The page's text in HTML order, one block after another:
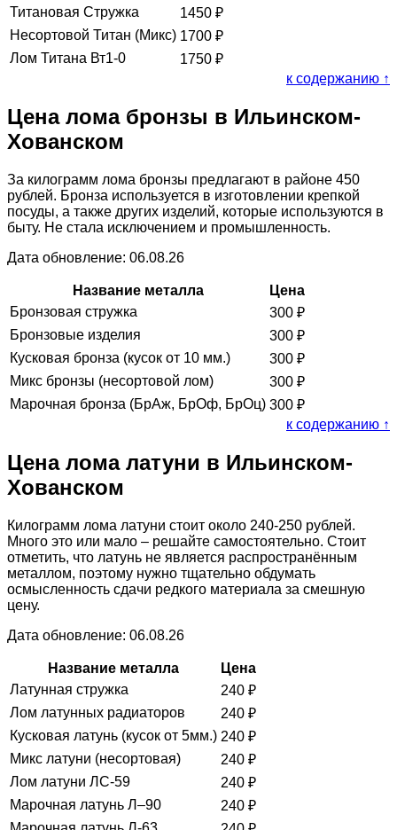
Титановая Стружка
1450 ₽
Несортовой Титан (Микс) 1700 ₽
Лом Титана Вт1-0
1750 ₽
к содержанию ↑
Цена лома бронзы в Ильинском-
Хованском
За килограмм лома бронзы предлагают в районе 450
рублей. Бронза используется в изготовлении крепкой
посуды, а также других изделий, которые используются в
быту. Не стала исключением и промышленность.
Дата обновление: 06.08.26
Название металла
Цена
Бронзовая стружка
300 ₽
Бронзовые изделия
300 ₽
Кусковая бронза (кусок от 10 мм.)
300 ₽
Микс бронзы (несортовой лом)
300 ₽
Марочная бронза (БрАж, БрОф, БрОц) 300 ₽
к содержанию ↑
Цена лома латуни в Ильинском-
Хованском
Килограмм лома латуни стоит около 240-250 рублей.
Много это или мало – решайте самостоятельно. Стоит
отметить, что латунь не является распространённым
металлом, поэтому нужно тщательно обдумать
осмысленность сдачи редкого материала за смешную
цену.
Дата обновление: 06.08.26
Название металла
Цена
Латунная стружка
240 ₽
Лом латунных радиаторов
240 ₽
Кусковая латунь (кусок от 5мм.) 240 ₽
Микс латуни (несортовая)
240 ₽
Лом латуни ЛС-59
240 ₽
Марочная латунь Л–90
240 ₽